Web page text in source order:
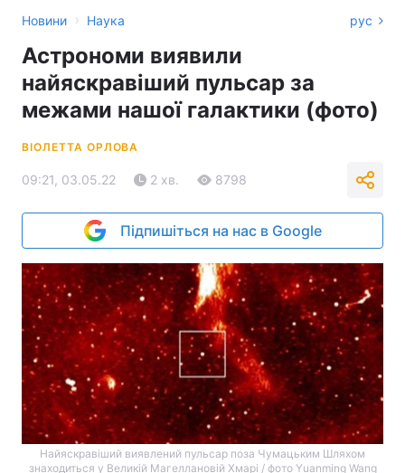
Новини › Наука рус
Астрономи виявили
найяскравіший пульсар за
межами нашої галактики (фото)
ВІОЛЕТТА ОРЛОВА
09:21, 03.05.22 2 хв. 8798
Підпишіться на нас в Google
Найяскравіший виявлений пульсар поза Чумацьким Шляхом
знаходиться у Великій Магеллановій Хмарі / фото Yuanming Wang